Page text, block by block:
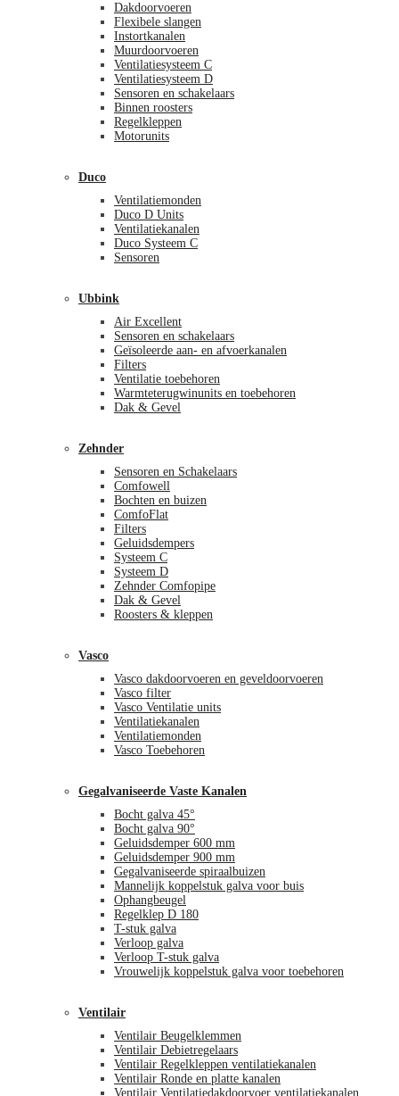
Dakdoorvoeren
Flexibele slangen
Instortkanalen
Muurdoorvoeren
Ventilatiesysteem C
Ventilatiesysteem D
Sensoren en schakelaars
Binnen roosters
Regelkleppen
Motorunits
Duco
Ventilatiemonden
Duco D Units
Ventilatiekanalen
Duco Systeem C
Sensoren
Ubbink
Air Excellent
Sensoren en schakelaars
Geïsoleerde aan- en afvoerkanalen
Filters
Ventilatie toebehoren
Warmteterugwinunits en toebehoren
Dak & Gevel
Zehnder
Sensoren en Schakelaars
Comfowell
Bochten en buizen
ComfoFlat
Filters
Geluidsdempers
Systeem C
Systeem D
Zehnder Comfopipe
Dak & Gevel
Roosters & kleppen
Vasco
Vasco dakdoorvoeren en geveldoorvoeren
Vasco filter
Vasco Ventilatie units
Ventilatiekanalen
Ventilatiemonden
Vasco Toebehoren
Gegalvaniseerde Vaste Kanalen
Bocht galva 45°
Bocht galva 90°
Geluidsdemper 600 mm
Geluidsdemper 900 mm
Gegalvaniseerde spiraalbuizen
Mannelijk koppelstuk galva voor buis
Ophangbeugel
Regelklep D 180
T-stuk galva
Verloop galva
Verloop T-stuk galva
Vrouwelijk koppelstuk galva voor toebehoren
Ventilair
Ventilair Beugelklemmen
Ventilair Debietregelaars
Ventilair Regelkleppen ventilatiekanalen
Ventilair Ronde en platte kanalen
Ventilair Ventilatiedakdoorvoer ventilatiekanalen